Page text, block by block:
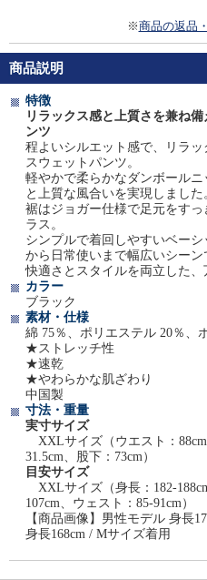
※商品の返品
商品説明
特徴
リラックス感と上質さを兼ね
ンツ
程よいシルエット感で、リラ
スウェットパンツ。
軽やかで柔らかなダンボール
と上質な風合いを実現しました
裾はジョガー仕様で足元をす
ラス。
シンプルで着回しやすいベー
から日常使いまで幅広いシーン
快適さとスタイルを両立した、
カラー
ブラック
素材・仕様
綿 75％、ポリエステル 20％、
★ストレッチ性
★速乾
★やわらかな肌ざわり
中国製
寸法・重量
実寸サイズ
XXLサイズ（ウエスト：88cm
31.5cm、股下：73cm）
目安サイズ
XXLサイズ（身長：182-
107cm、ウェスト：85-91cm）
【商品画像】男性モデル 身
身長168cm / Mサイズ着用